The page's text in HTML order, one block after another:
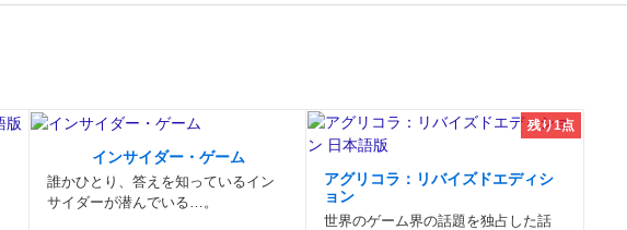
インサイダー・ゲーム
誰かひとり、答えを知っているイン
サイダーが潜んでいる…。
残り1点
アグリコラ：リバイズドエディシ
ョン
世界のゲーム界の話題を独占した話